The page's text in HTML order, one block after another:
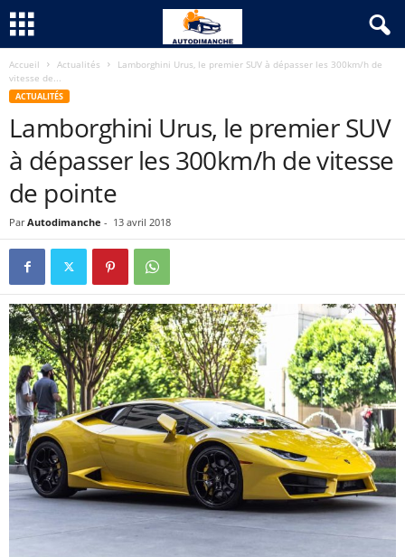
Accueil Actualités
Lamborghini Urus, le premier SUV à dépasser les 300km/h de
vitesse de...
ACTUALITÉS
Lamborghini Urus, le premier SUV
à dépasser les 300km/h de vitesse
de pointe
Par Autodimanche - 13 avril 2018